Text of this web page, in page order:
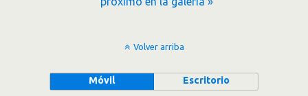
Volver arriba
Móvil Escritorio